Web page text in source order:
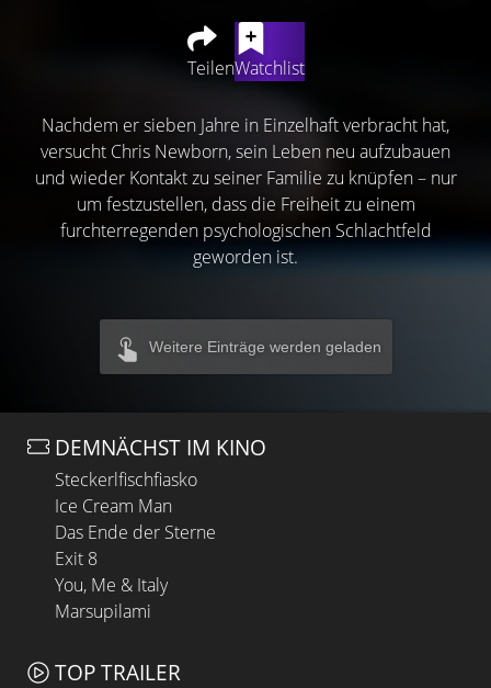
TeilenWatchlist
Nachdem er sieben Jahre in Einzelhaft verbracht hat,
versucht Chris Newborn, sein Leben neu aufzubauen
und wieder Kontakt zu seiner Familie zu knüpfen – nur
um festzustellen, dass die Freiheit zu einem
furchterregenden psychologischen Schlachtfeld
geworden ist.
Weitere Einträge werden geladen
DEMNÄCHST IM KINO
Steckerlfischfiasko
Ice Cream Man
Das Ende der Sterne
Exit 8
You, Me & Italy
Marsupilami
TOP TRAILER